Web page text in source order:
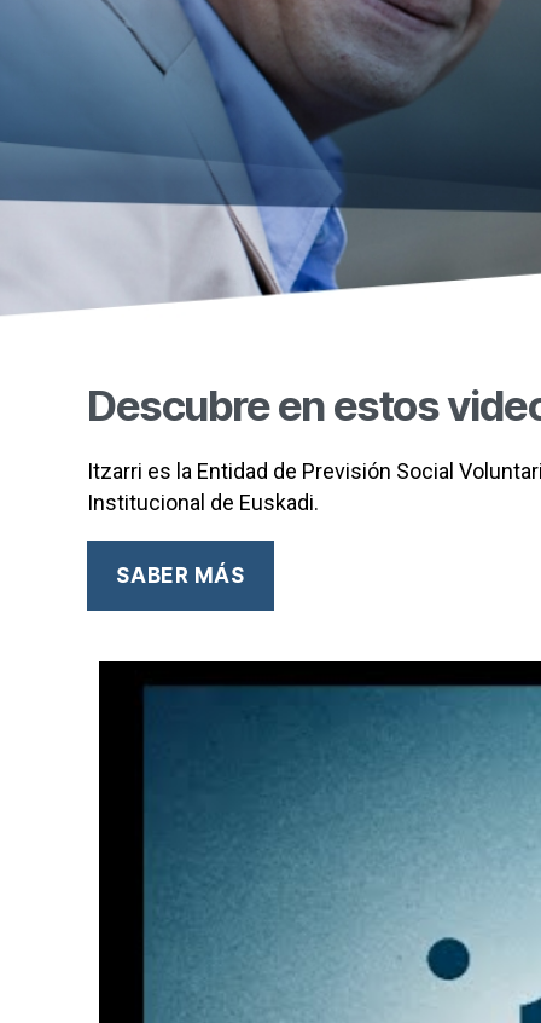
Descubre en estos
Itzarri es la Entidad de Previsión Social
Institucional de Euskadi.
SABER MÁS